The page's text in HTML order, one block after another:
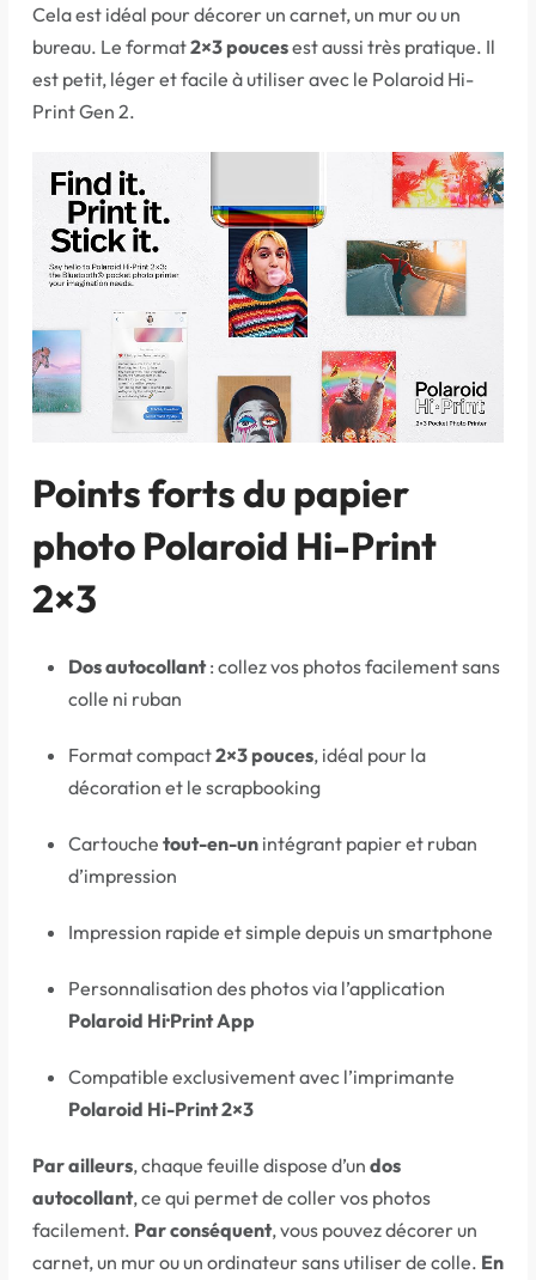
Cela est idéal pour décorer un carnet, un mur ou un
bureau. Le format2×3 poucesest aussi très pratique. Il
est petit, léger et facile à utiliser avec le Polaroid Hi-
Print Gen 2.
Points forts du papier
photo Polaroid Hi-Print
2×3
Dos autocollant: collez vos photos facilement sans
colle ni ruban
Format compact2×3 pouces, idéal pour la
décoration et le scrapbooking
Cartouche tout-en-un intégrant papier et ruban
d’impression
Impression rapide et simple depuis un smartphone
Personnalisation des photos via l’application
Polaroid Hi·Print App
Compatible exclusivement avec l’imprimante
Polaroid Hi-Print 2×3
Par ailleurs, chaque feuille dispose d’un dos
autocollant, ce qui permet de coller vos photos
facilement. Par conséquent, vous pouvez décorer un
carnet, un mur ou un ordinateur sans utiliser de colle. En